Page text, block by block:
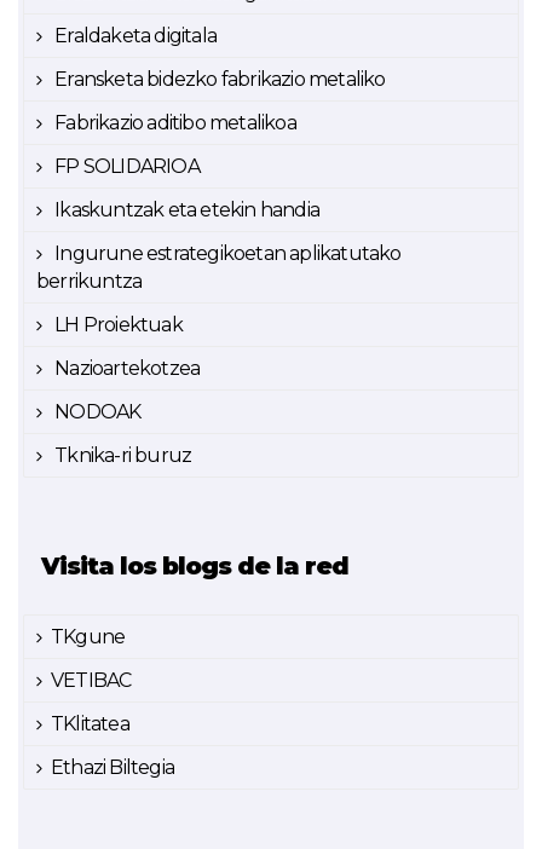
Eraldaketa digitala
Eransketa bidezko fabrikazio metaliko
Fabrikazio aditibo metalikoa
FP SOLIDARIOA
Ikaskuntzak eta etekin handia
Ingurune estrategikoetan aplikatutako
berrikuntza
LH Proiektuak
Nazioartekotzea
NODOAK
Tknika-ri buruz
Visita los blogs de la red
TKgune
VETIBAC
TKlitatea
Ethazi Biltegia